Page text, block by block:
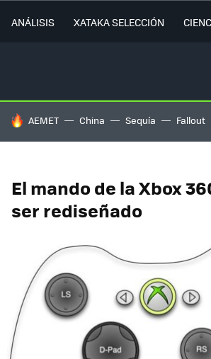
ANÁLISIS XATAKA SELECCIÓN
HOY SE HABLA DE
AEMET China Sequía Fallout
El mando de la Xbox
ser rediseñado